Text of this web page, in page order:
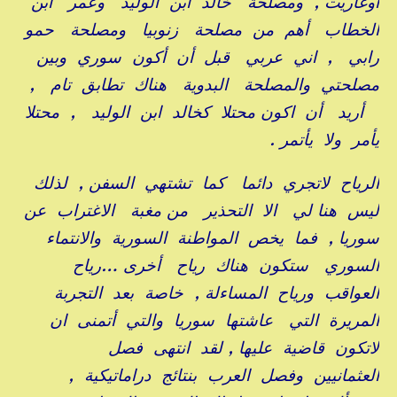
الخطاب أهم من مصلحة زنوبيا ومصلحة حمو
رابي , اني عربي قبل أن أكون سوري وبين
مصلحتي والمصلحة البدوية هناك تطابق تام ,
أريد أن اكون محتلا كخالد ابن الوليد , محتلا
يأمر ولا يأتمر .
الرياح لاتجري دائما كما تشتهي السفن , لذلك
ليس هنا لي الا التحذير من مغبة الاغتراب عن
سوريا , فما يخص المواطنة السورية والانتماء
السوري ستكون هناك رياح أخرى …رياح
العواقب ورياح المساءلة , خاصة بعد التجربة
المريرة التي عاشتها سوريا والتي أتمنى ان
لاتكون قاضية عليها , لقد انتهى فصل
العثمانيين وفصل العرب بنتائج دراماتيكية ,